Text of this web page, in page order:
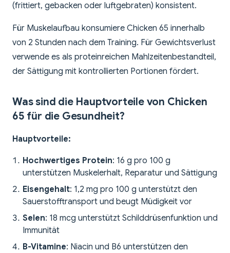
(frittiert, gebacken oder luftgebraten) konsistent.
Für Muskelaufbau konsumiere Chicken 65 innerhalb
von 2 Stunden nach dem Training. Für Gewichtsverlust
verwende es als proteinreichen Mahlzeitenbestandteil,
der Sättigung mit kontrollierten Portionen fördert.
Was sind die Hauptvorteile von Chicken
65 für die Gesundheit?
Hauptvorteile:
Hochwertiges Protein: 16 g pro 100 g
unterstützen Muskelerhalt, Reparatur und Sättigung
Eisengehalt: 1,2 mg pro 100 g unterstützt den
Sauerstofftransport und beugt Müdigkeit vor
Selen: 18 mcg unterstützt Schilddrüsenfunktion und
Immunität
B-Vitamine: Niacin und B6 unterstützen den